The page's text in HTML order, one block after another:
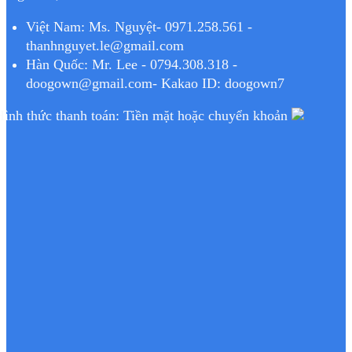
Việt Nam: Ms. Nguyệt- 0971.258.561 -
thanhnguyet.le@gmail.com
Hàn Quốc: Mr. Lee - 0794.308.318 -
doogown@gmail.com- Kakao ID: doogown7
thức thanh toán: Tiền mặt hoặc chuyển khoản